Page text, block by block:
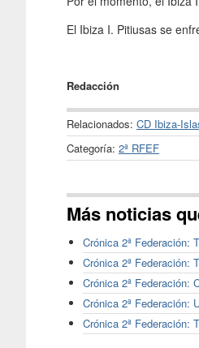
El Ibiza I. Pitiusas se
Redacción
Relacionados: CD Ibiza-
Categoría: 2ª RFEF
Más noticias
Crónica 2ª Federación:
Crónica 2ª Federación:
Crónica 2ª Federación:
Crónica 2ª Federación:
Crónica 2ª Federación: